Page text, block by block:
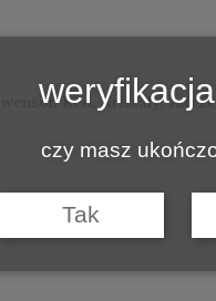
Red, Kristaly,
czy masz
Tak